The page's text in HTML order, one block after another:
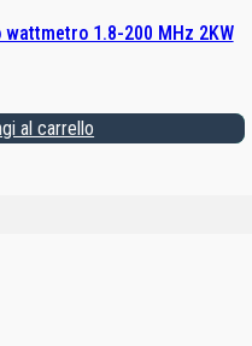
wattmetro 1.8-200 MHz 2KW
al carrello